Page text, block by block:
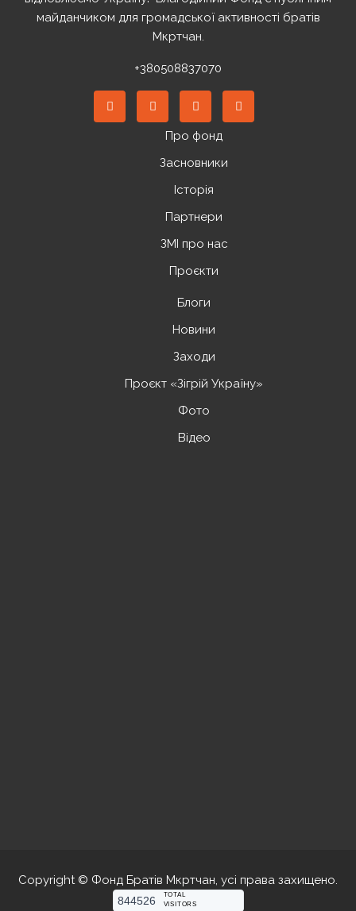
майданчиком для громадської активності братів
Мкртчан.
+380508837070
Про фонд
Засновники
Історія
Партнери
ЗМІ про нас
Проєкти
Блоги
Новини
Заходи
Проєкт «Зігрій Україну»
Фото
Відео
Copyright © Фонд Братів Мкртчан, усі права захищено.
844526
TOTAL
VISITORS